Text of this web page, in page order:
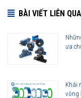
BÀI VIẾT LIÊN
ưa
Khái
vòng